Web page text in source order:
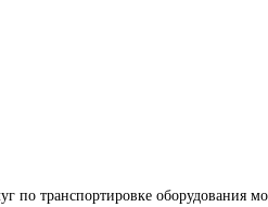
по транспортировке оборудования